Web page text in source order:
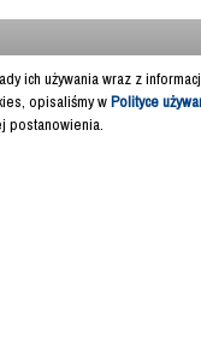
ich używania wraz z
opisaliśmy wPolityce
postanowienia.